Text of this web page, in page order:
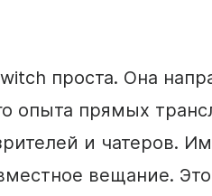
проста. Она
опыта прямых
и чатеров.
вещание.